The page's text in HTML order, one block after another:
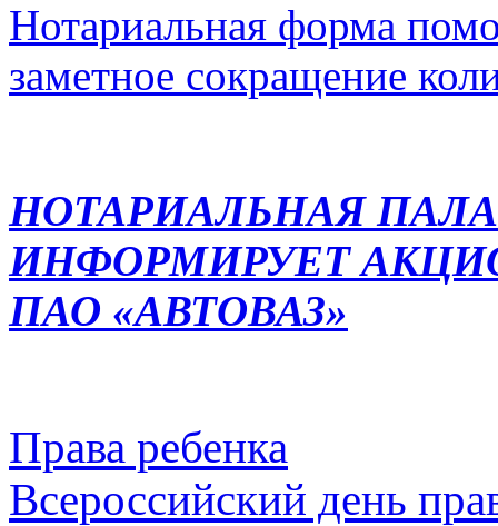
Нотариальная форма
заметное сокращение
НОТАРИАЛЬНАЯ
ИНФОРМИРУЕТ
ПАО «АВТОВАЗ»
Права ребенка
Всероссийский день